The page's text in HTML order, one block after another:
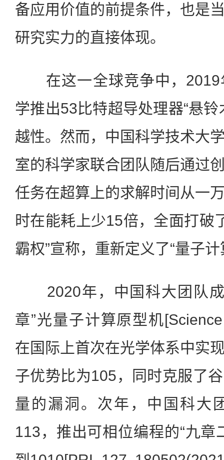
备应用价值的前提条件，也是
研究实力的直接体现。
在这一全球竞争中，2019
学推出53比特超导处理器“悬
越性。然而，中国科学技术大
室的科学家联合团队随后通过
任务在超算上的求解时间从一
时在能耗上少15倍，全面打破
霸权”宣称，重新定义了“量子
2020年，中国科大团队成
章”光量子计算原型机
在国际上首次在光学体系中实
子优势比为105，同时克服了
量的漏洞。次年，中国科大
113，推出可相位编程的“九章